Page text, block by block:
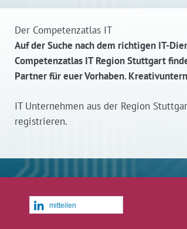
Der Competenzatlas IT
Auf der Suche nach dem richtigen IT-
Competenzatlas IT Region Stuttgart
Partner für euer Vorhaben.
IT Unternehmen aus der Region
registrieren.
mitteilen